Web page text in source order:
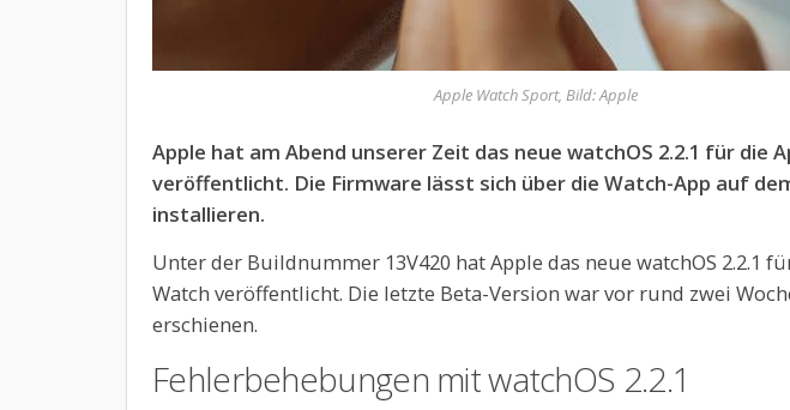
Apple Watch Sport, Bild: Apple
Apple hat am Abend unserer Zeit das neue watchOS 2.2.1 für die
veröffentlicht. Die Firmware lässt sich über die Watch-App auf
installieren.
Unter der Buildnummer 13V420 hat Apple das neue watchOS 2.2.1
Watch veröffentlicht. Die letzte Beta-Version war vor rund zwei
erschienen.
Fehlerbehebungen mit watchOS 2.2.1